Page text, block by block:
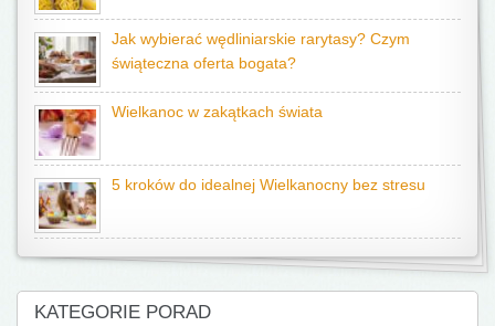
Jak wybierać wędliniarskie rarytasy? Czym
świąteczna oferta bogata?
Wielkanoc w zakątkach świata
5 kroków do idealnej Wielkanocny bez stresu
KATEGORIE PORAD